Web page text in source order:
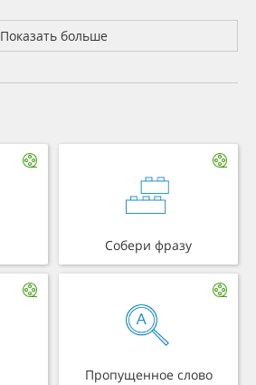
Показать больше
Собери фразу
Пропущенное слово